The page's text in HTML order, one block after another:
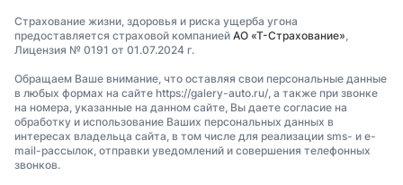
Страхование жизни, здоровья и риска ущерба угона
предоставляется страховой компанией АО «Т-Страхование»
Лицензия № 0191 от 01.07.2024 г.
Обращаем Ваше внимание, что оставляя свои персональные данные
в любых формах на сайте https://galery-auto.ru/, а также при звонке
на номера, указанные на данном сайте, Вы даете согласие на
обработку и использование Ваших персональных данных в
интересах владельца сайта, в том числе для реализации sms- и e-
mail-рассылок, отправки уведомлений и совершения телефонных
звонков.